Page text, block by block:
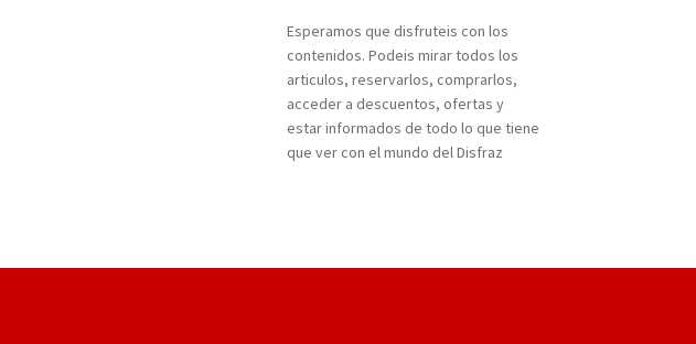
Esperamos que disfruteis con los
contenidos. Podeis mirar todos los
articulos, reservarlos, comprarlos,
acceder a descuentos, ofertas y
estar informados de todo lo que tiene
que ver con el mundo del Disfraz